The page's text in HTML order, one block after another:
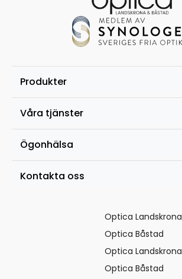
Produkter
Våra tjänster
Ögonhälsa
Kontakta oss
Optica Landskrona
Optica Båstad
Optica Landskrona
Optica Båstad